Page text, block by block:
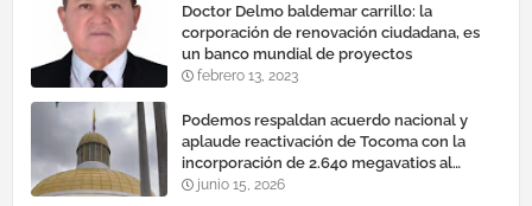
Doctor Delmo baldemar carrillo: la
corporación de renovación ciudadana, es
un banco mundial de proyectos
febrero 13, 2023
Podemos respaldan acuerdo nacional y
aplaude reactivación de Tocoma con la
incorporación de 2.640 megavatios al
sistema eléctrico nacional
junio 15, 2026